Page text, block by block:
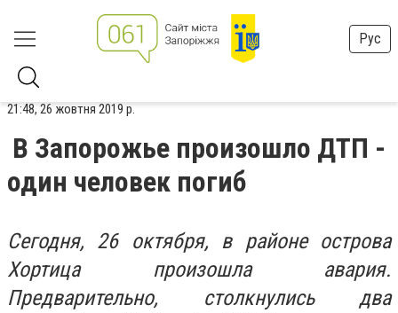
Рус
21:48, 26 жовтня 2019 р.
В Запорожье произошло ДТП -
один человек погиб
Сегодня, 26 октября, в районе острова
Хортица произошла авария.
Предварительно, столкнулись два